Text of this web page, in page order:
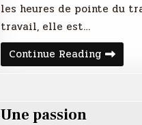
les heures de pointe du
travail, elle est…
Continue Reading Tomber
Une passion